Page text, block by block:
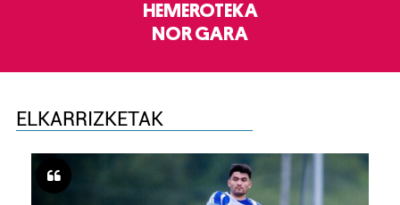
HEMEROTEKA
NOR GARA
ELKARRIZKETAK